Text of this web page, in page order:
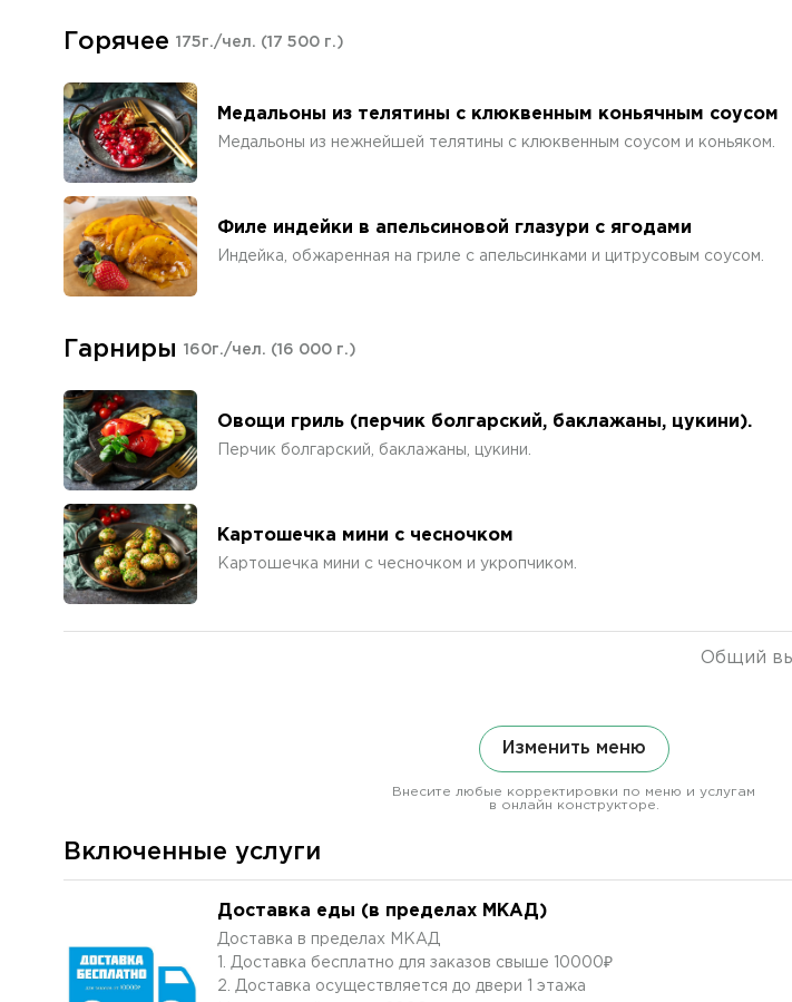
Горячее 175г./чел. (17 500 г.)
Медальоны из телятины с клюквенным коньячным соусом
Медальоны из нежнейшей телятины с клюквенным соусом и коньяком.
Филе индейки в апельсиновой глазури с ягодами
Индейка, обжаренная на гриле с апельсинками и цитрусовым соусом.
Гарниры 160г./чел. (16 000 г.)
Овощи гриль (перчик болгарский, баклажаны, цукини).
Перчик болгарский, баклажаны, цукини.
Картошечка мини с чесночком
Картошечка мини с чесночком и укропчиком.
Общий
Изменить меню
Внесите любые корректировки по меню и услугам
в онлайн конструкторе.
Включенные услуги
Доставка еды (в пределах МКАД)
Доставка в пределах МКАД
1. Доставка бесплатно для заказов свыше 10000₽
2. Доставка осуществляется до двери 1 этажа